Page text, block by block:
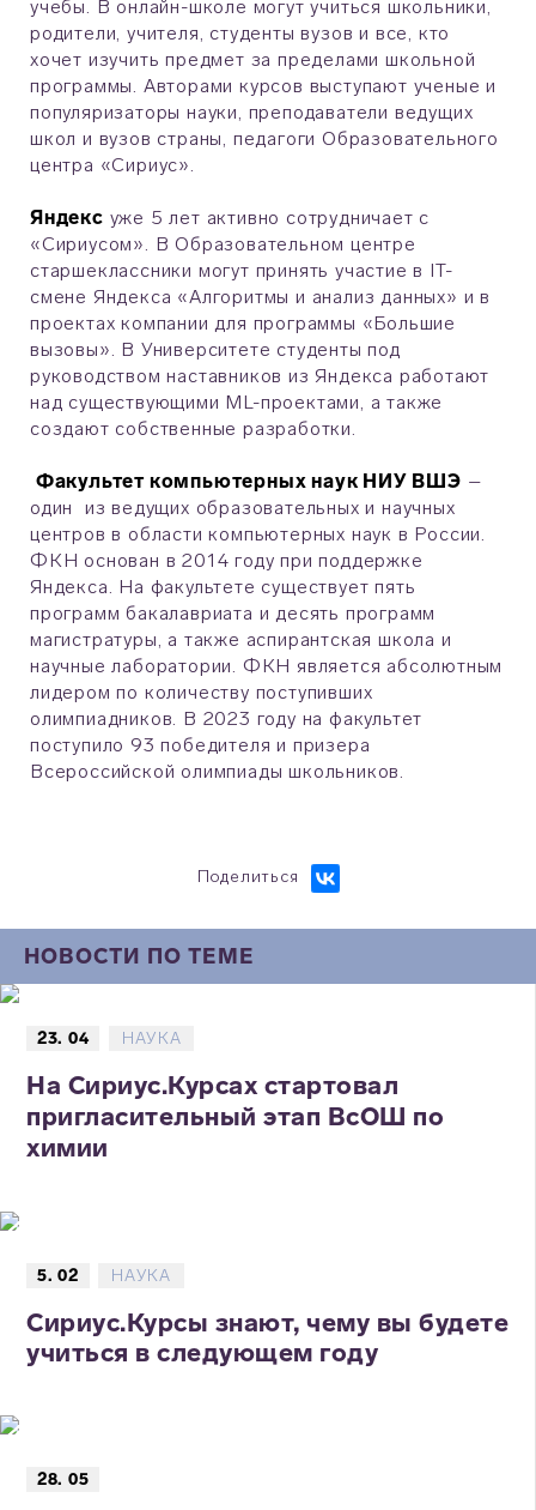
учебы. В онлайн-школе могут учиться школьники,
родители, учителя, студенты вузов и все, кто
хочет изучить предмет за пределами школьной
программы. Авторами курсов выступают ученые и
популяризаторы науки, преподаватели ведущих
школ и вузов страны, педагоги Образовательного
центра «Сириус».
Яндекс уже 5 лет активно сотрудничает с
«Сириусом». В Образовательном центре
старшеклассники могут принять участие в IT-
смене Яндекса «Алгоритмы и анализ данных» и в
проектах компании для программы «Большие
вызовы». В Университете студенты под
руководством наставников из Яндекса работают
над существующими ML-проектами, а также
создают собственные разработки.
Факультет компьютерных наук НИУ ВШЭ –
один из ведущих образовательных и научных
центров в области компьютерных наук в России.
ФКН основан в 2014 году при поддержке
Яндекса. На факультете существует пять
программ бакалавриата и десять программ
магистратуры, а также аспирантская школа и
научные лаборатории. ФКН является абсолютным
лидером по количеству поступивших
олимпиадников. В 2023 году на факультет
поступило 93 победителя и призера
Всероссийской олимпиады школьников.
Поделиться
НОВОСТИ ПО ТЕМЕ
23. 04 НАУКА
На Сириус.Курсах стартовал
пригласительный этап ВсОШ по
химии
5. 02 НАУКА
Сириус.Курсы знают, чему вы будете
учиться в следующем году
28. 05